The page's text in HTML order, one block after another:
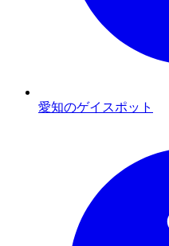
愛知のゲイスポット